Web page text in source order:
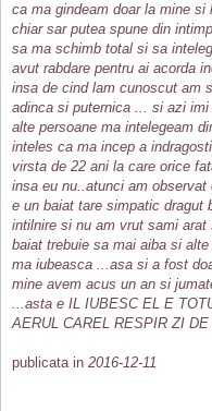
ca ma gindeam doar la mine
chiar sar putea spune din
sa ma schimb total si sa
avut rabdare pentru ai acorda
insa de cind lam cunoscut am
adinca si puternica ... si azi
alte persoane ma intelegeam
inteles ca ma incep a
virsta de 22 ani la care orice
insa eu nu..atunci am
e un baiat tare simpatic dragut
intilnire si nu am vrut sami
baiat trebuie sa mai aiba si
ma iubeasca ...asa si a fost
mine avem acus un an si
...asta e IL IUBESC EL E
AERUL CAREL RESPIR ZI
publicata in 2016-12-11